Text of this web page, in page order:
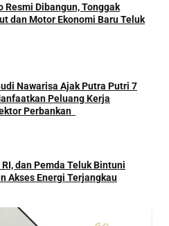
Resmi Dibangun, Tonggak
dan Motor Ekonomi Baru Teluk
Nawarisa Ajak Putra Putri 7
Peluang Kerja
dan Pemda Teluk Bintuni
Akses Energi Terjangkau